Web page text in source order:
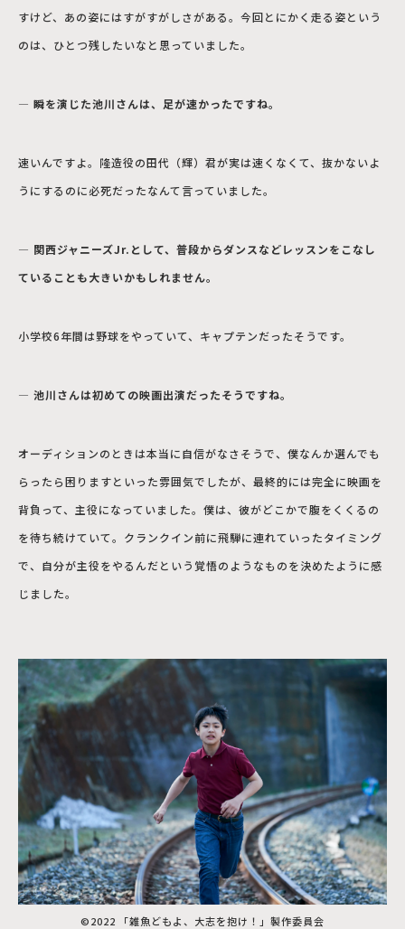
すけど、あの姿にはすがすがしさがある。今回とにかく走る姿という
のは、ひとつ残したいなと思っていました。
― 瞬を演じた池川さんは、足が速かったですね。
速いんですよ。隆造役の田代（輝）君が実は速くなくて、抜かないよ
うにするのに必死だったなんて言っていました。
― 関西ジャニーズJr.として、普段からダンスなどレッスンをこなし
ていることも大きいかもしれません。
小学校6年間は野球をやっていて、キャプテンだったそうです。
― 池川さんは初めての映画出演だったそうですね。
オーディションのときは本当に自信がなさそうで、僕なんか選んでも
らったら困りますといった雰囲気でしたが、最終的には完全に映画を
背負って、主役になっていました。僕は、彼がどこかで腹をくくるの
を待ち続けていて。クランクイン前に飛騨に連れていったタイミング
で、自分が主役をやるんだという覚悟のようなものを決めたように感
じました。
©2022 「雑魚どもよ、大志を抱け！」製作委員会